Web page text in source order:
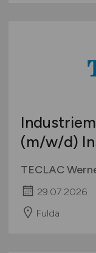
(m/w/d)
TECLAC
29.07.2026
Fulda